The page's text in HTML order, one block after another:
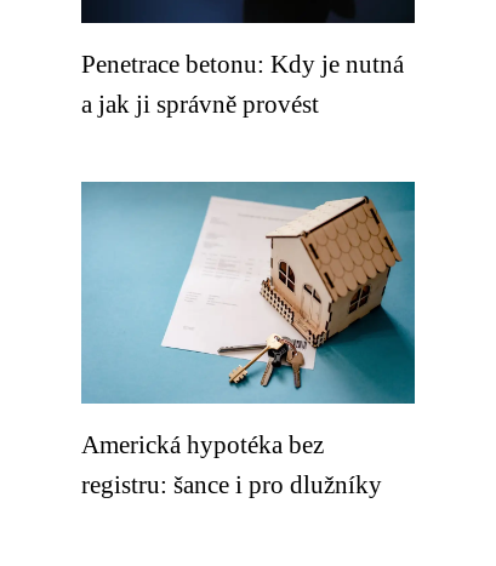
Penetrace betonu: Kdy je nutná
a jak ji správně provést
Americká hypotéka bez
registru: šance i pro dlužníky